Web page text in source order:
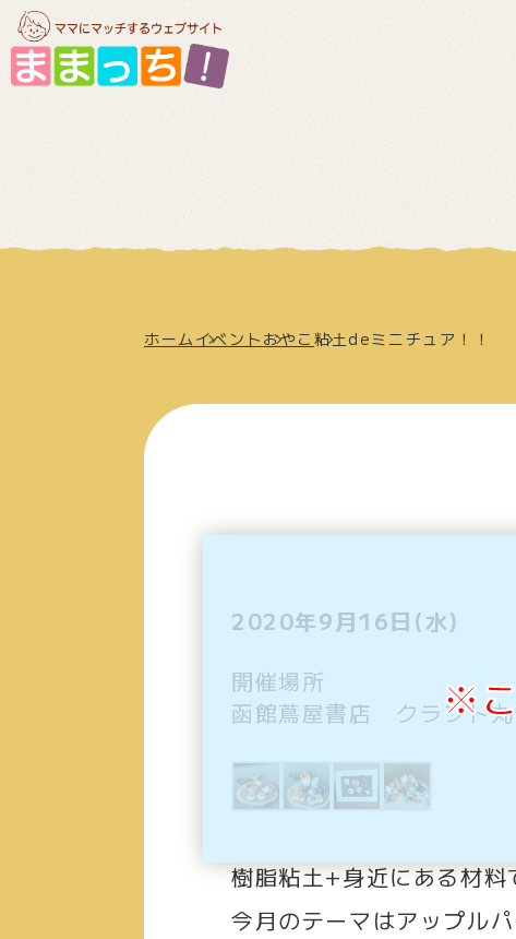
ホーム イベント おやこ粘土deミニチュア！！
2020年9月16日(水)
開催場所
函館蔦屋書店 クラフト
樹脂粘土+身近にある材
今月のテーマはアップル
※